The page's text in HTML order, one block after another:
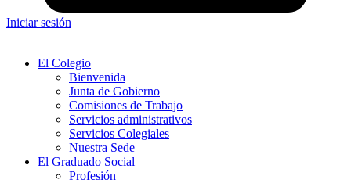
Iniciar sesión
El Colegio
Bienvenida
Junta de Gobierno
Comisiones de Trabajo
Servicios administrativos
Servicios Colegiales
Nuestra Sede
El Graduado Social
Profesión